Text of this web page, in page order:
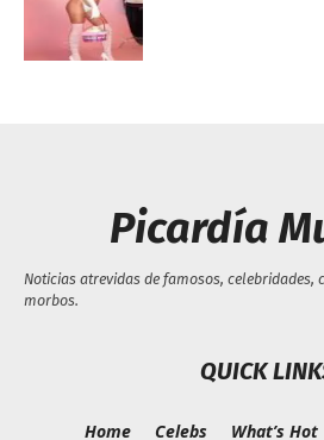
Picardía
Noticias atrevidas de famosos, celebridades,
morbos.
QUICK
Home Celebs What’s Hot